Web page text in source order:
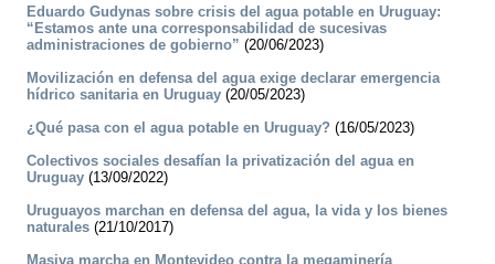
Eduardo Gudynas sobre crisis del agua potable en Uruguay:
“Estamos ante una corresponsabilidad de sucesivas
administraciones de gobierno” (20/06/2023)
Movilización en defensa del agua exige declarar emergencia
hídrico sanitaria en Uruguay (20/05/2023)
¿Qué pasa con el agua potable en Uruguay? (16/05/2023)
Colectivos sociales desafían la privatización del agua en
Uruguay (13/09/2022)
Uruguayos marchan en defensa del agua, la vida y los bienes
naturales (21/10/2017)
Masiva marcha en Montevideo contra la megaminería